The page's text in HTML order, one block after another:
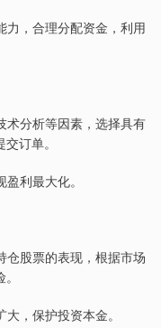
力，合理分配资金，利用
术分析等因素，选择具有
订单。
利最大化。
仓股票的表现，根据市场
，保护投资本金。